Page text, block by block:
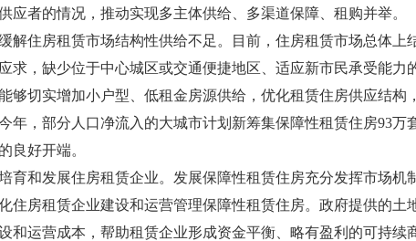
应者的情况，推动实现多主体供给、多渠道保障、租购并举。
住房租赁市场结构性供给不足。目前，住房租赁市场总体上
求，缺少位于中心城区或交通便捷地区、适应新市民承受能力
够切实增加小户型、低租金房源供给，优化租赁住房供应结构
年，部分人口净流入的大城市计划新筹集保障性租赁住房93万
良好开端。
和发展住房租赁企业。发展保障性租赁住房充分发挥市场机
住房租赁企业建设和运营管理保障性租赁住房。政府提供的土
和运营成本，帮助租赁企业形成资金平衡、略有盈利的可持续